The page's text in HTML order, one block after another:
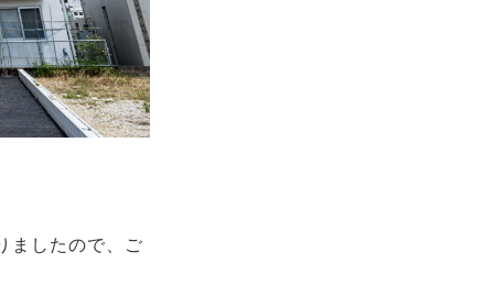
ましたので、ご